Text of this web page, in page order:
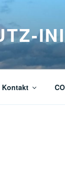
Kontakt